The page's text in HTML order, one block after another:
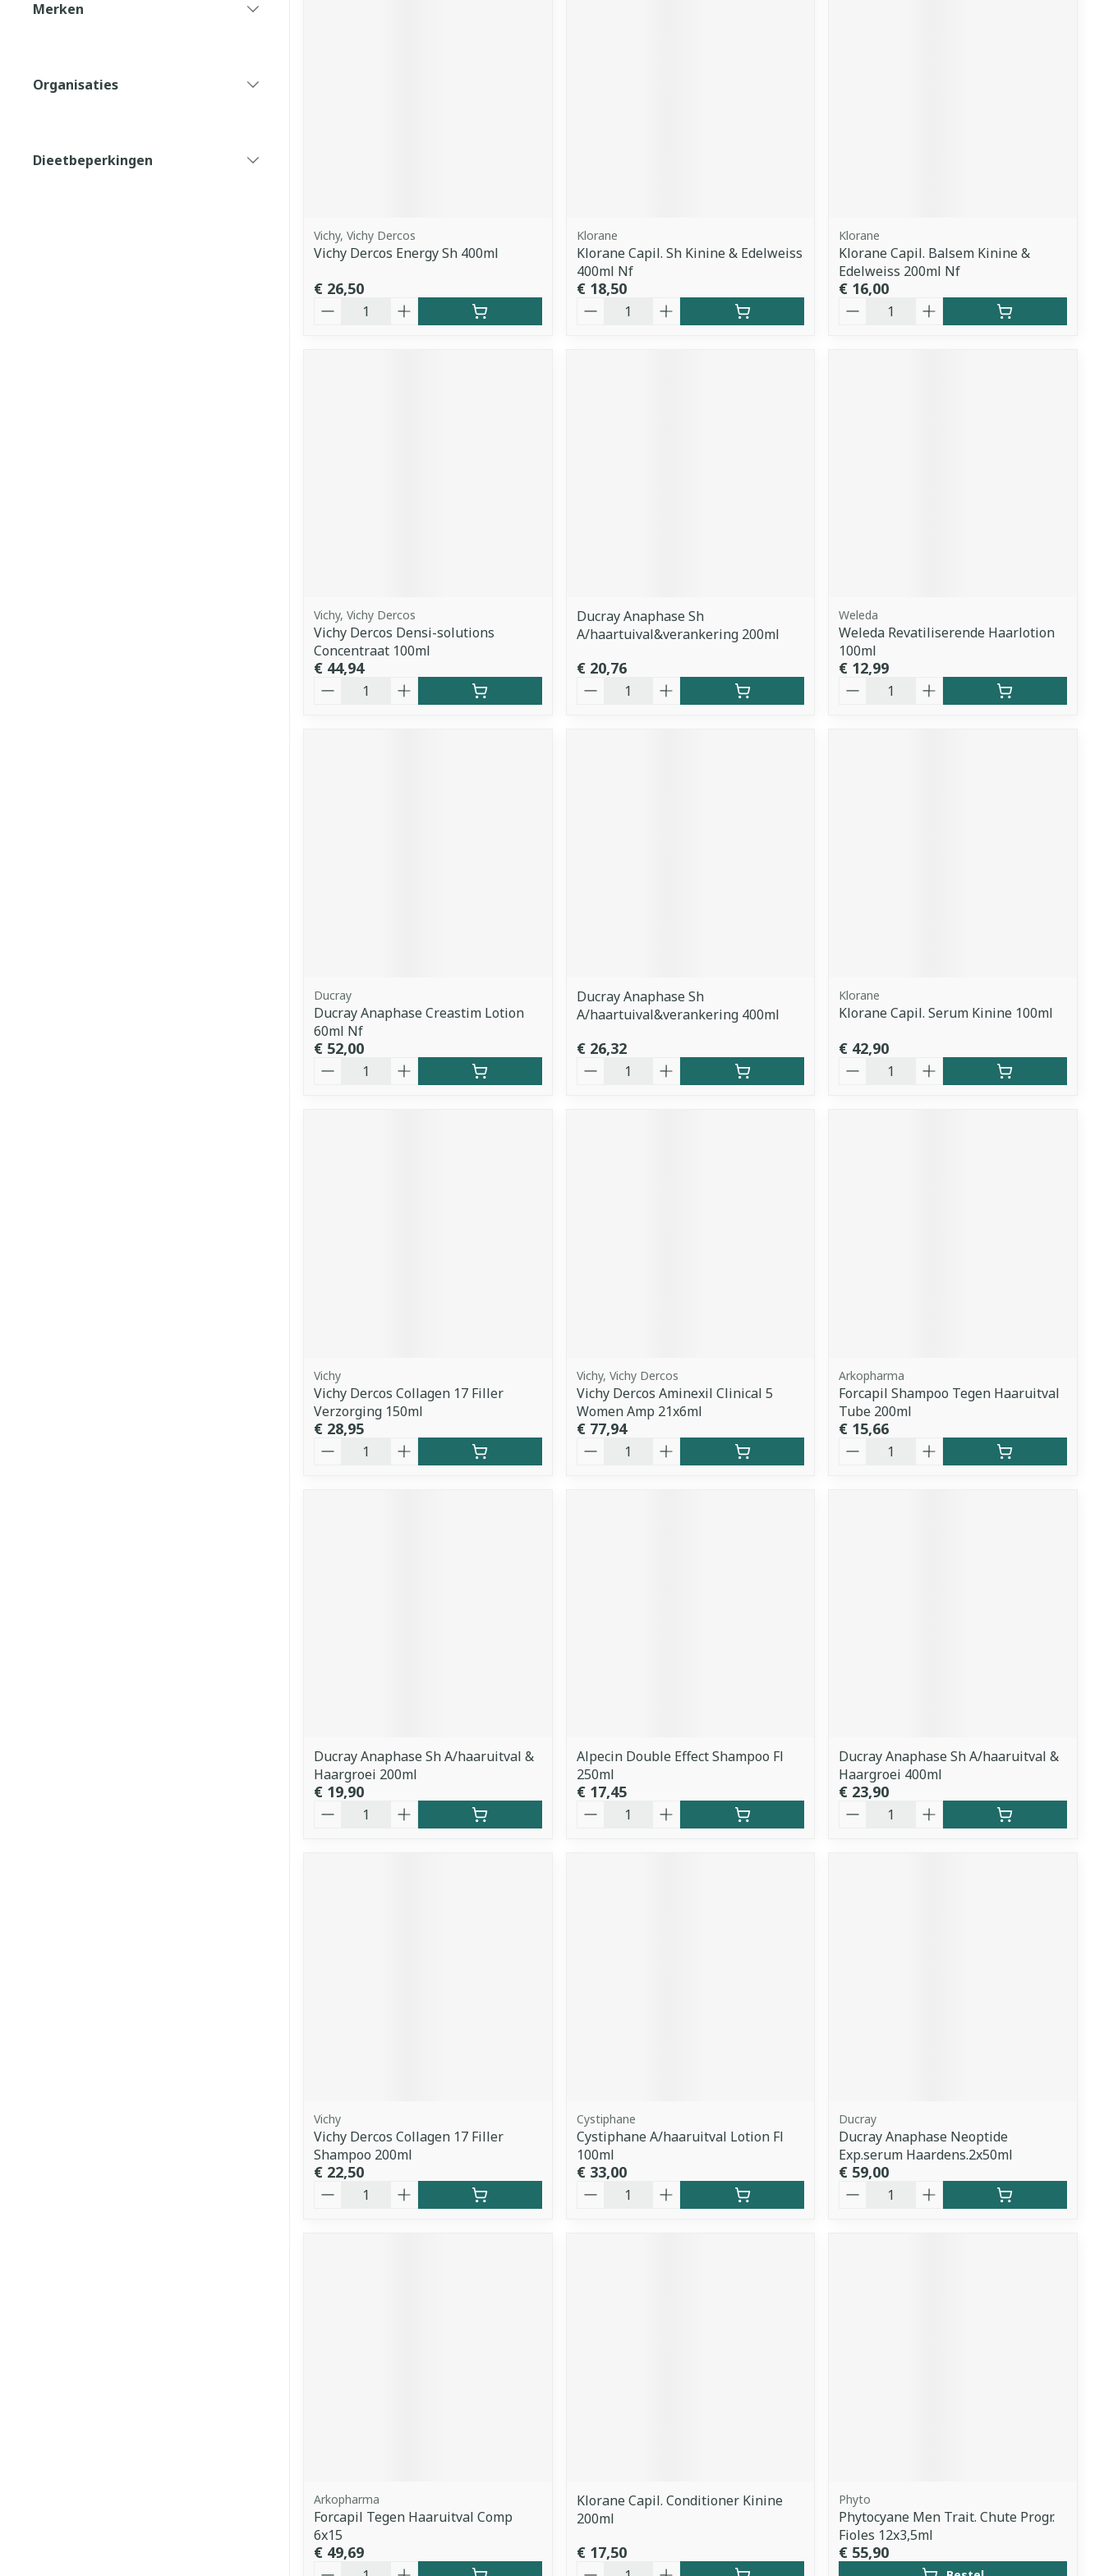
Merken
Organisaties
Dieetbeperkingen
Vichy, Vichy Dercos
Vichy Dercos Energy Sh 400ml
€ 26,50
Klorane
Klorane Capil. Sh Kinine & Edelweiss
400ml Nf
€ 18,50
Klorane
Klorane Capil. Balsem Kinine &
Edelweiss 200ml Nf
€ 16,00
Vichy, Vichy Dercos
Vichy Dercos Densi-solutions
Concentraat 100ml
€ 44,94
Ducray Anaphase Sh
A/haartuival&verankering 200ml
€ 20,76
Weleda
Weleda Revatiliserende Haarlotion
100ml
€ 12,99
Ducray
Ducray Anaphase Creastim Lotion
60ml Nf
€ 52,00
Ducray Anaphase Sh
A/haartuival&verankering 400ml
€ 26,32
Klorane
Klorane Capil. Serum Kinine 100ml
€ 42,90
Vichy
Vichy Dercos Collagen 17 Filler
Verzorging 150ml
€ 28,95
Vichy, Vichy Dercos
Vichy Dercos Aminexil Clinical 5
Women Amp 21x6ml
€ 77,94
Arkopharma
Forcapil Shampoo Tegen Haaruitval
Tube 200ml
€ 15,66
Ducray Anaphase Sh A/haaruitval &
Haargroei 200ml
€ 19,90
Alpecin Double Effect Shampoo Fl
250ml
€ 17,45
Ducray Anaphase Sh A/haaruitval &
Haargroei 400ml
€ 23,90
Vichy
Vichy Dercos Collagen 17 Filler
Shampoo 200ml
€ 22,50
Cystiphane
Cystiphane A/haaruitval Lotion Fl
100ml
€ 33,00
Ducray
Ducray Anaphase Neoptide
Exp.serum Haardens.2x50ml
€ 59,00
Arkopharma
Forcapil Tegen Haaruitval Comp
6x15
€ 49,69
Klorane Capil. Conditioner Kinine
200ml
€ 17,50
Phyto
Phytocyane Men Trait. Chute Progr.
Fioles 12x3,5ml
€ 55,90